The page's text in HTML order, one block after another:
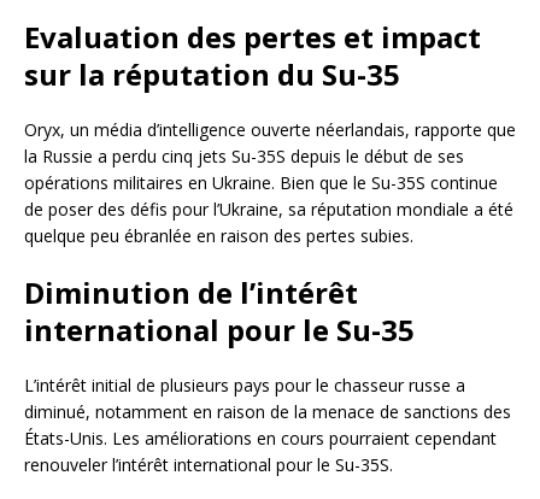
Evaluation des pertes et impact
sur la réputation du Su-35
Oryx, un média d’intelligence ouverte néerlandais, rapporte que
la Russie a perdu cinq jets Su-35S depuis le début de ses
opérations militaires en Ukraine. Bien que le Su-35S continue
de poser des défis pour l’Ukraine, sa réputation mondiale a été
quelque peu ébranlée en raison des pertes subies.
Diminution de l’intérêt
international pour le Su-35
L’intérêt initial de plusieurs pays pour le chasseur russe a
diminué, notamment en raison de la menace de sanctions des
États-Unis. Les améliorations en cours pourraient cependant
renouveler l’intérêt international pour le Su-35S.